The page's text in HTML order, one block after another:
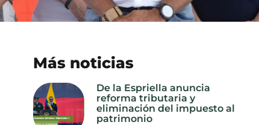
Más noticias
De la Espriella anuncia
reforma tributaria y
eliminación del impuesto al
patrimonio